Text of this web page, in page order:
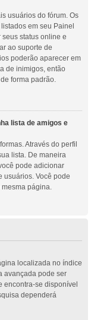
usuários do fórum. Os
em seu Painel
status online e
ao suporte de
poderão aparecer em
de inimigos, então
forma padrão.
lista de amigos e
Através do perfil
lista. De maneira
pode adicionar
usuários. Você pode
página.
localizada no índice
avançada pode ser
encontra-se disponível
dependerá